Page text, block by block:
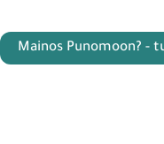
Mainos Punomoon? -